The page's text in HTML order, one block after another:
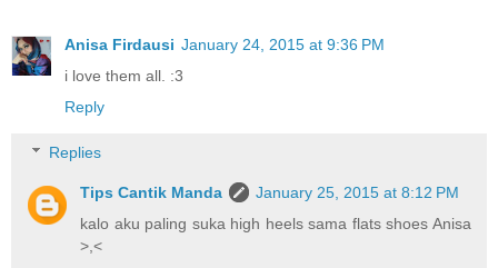
Anisa Firdausi January 24, 2015 at 9:36 PM
i love them all. :3
Reply
Replies
Tips Cantik Manda
January 25, 2015 at 8:12 PM
kalo aku paling suka high heels sama flats shoes Anisa
>,<